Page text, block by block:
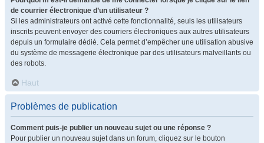
de courrier électronique d’un utilisateur ?
Si les administrateurs ont activé cette fonctionnalité, seuls les utilisateurs
inscrits peuvent envoyer des courriers électroniques aux autres utilisateurs
depuis un formulaire dédié. Cela permet d’empêcher une utilisation abusive
du système de messagerie électronique par des utilisateurs malveillants ou
des robots.
Haut
Problèmes de publication
Comment puis-je publier un nouveau sujet ou une réponse ?
Pour publier un nouveau sujet dans un forum, cliquez sur le bouton